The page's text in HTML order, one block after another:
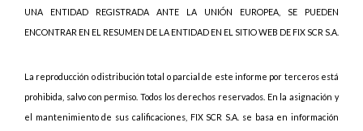
UNA ENTIDAD REGISTRADA ANTE LA UNIÓN EUROPEA, SE PUEDEN
ENCONTRAR EN EL RESUMEN DE LA ENTIDAD EN EL SITIO WEB DE FIX SCR S.A.
La reproducción o distribución total o parcial de este informe por terceros está
prohibida, salvo con permiso. Todos los derechos reservados. En la asignación y
el mantenimiento de sus calificaciones, FIX SCR S.A. se basa en información